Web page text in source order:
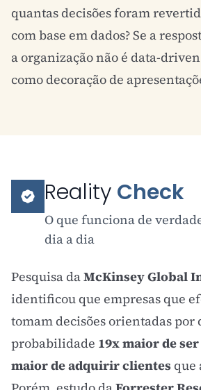
quantas decisões foram
com base em dados? Se a
a organização não é data-
como decoração de
Reality Check
O que funciona de
dia a dia
Pesquisa daMcKinsey Global
identificou que empresas que
tomam decisões orientadas por
probabilidade 19x maior de
maior de adquirir clientes que